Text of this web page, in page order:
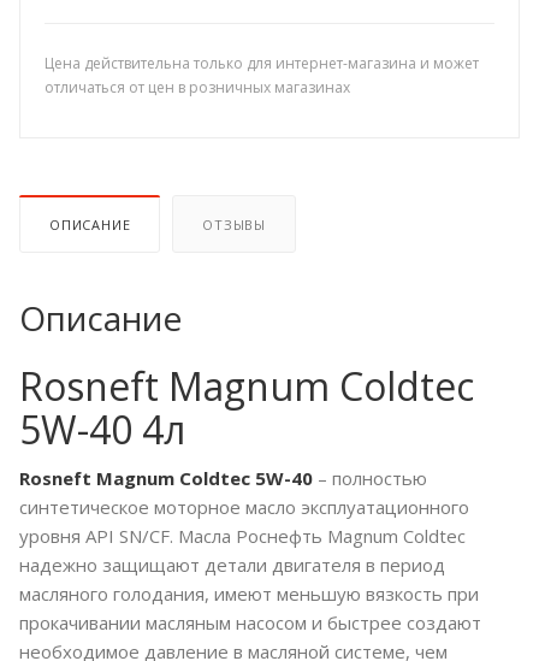
Цена действительна только для интернет-магазина и может
отличаться от цен в розничных магазинах
ОПИСАНИЕ ОТЗЫВЫ
Описание
Rosneft Magnum Coldtec
5W-40 4л
Rosneft Magnum Coldtec 5W-40 – полностью
синтетическое моторное масло эксплуатационного
уровня API SN/CF. Масла Роснефть Magnum Coldtec
надежно защищают детали двигателя в период
масляного голодания, имеют меньшую вязкость при
прокачивании масляным насосом и быстрее создают
необходимое давление в масляной системе, чем